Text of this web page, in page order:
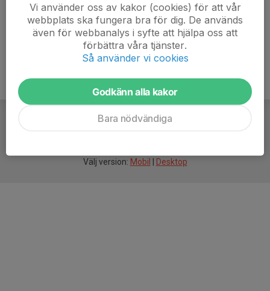
Välj version: Mobil Desktop
Vi använder oss av kakor (cookies) för att vår
webbplats ska fungera bra för dig. De används
även för webbanalys i syfte att hjälpa oss att
förbättra våra tjänster.
Så använder vi cookies
Godkänn alla kakor
Bara nödvändiga